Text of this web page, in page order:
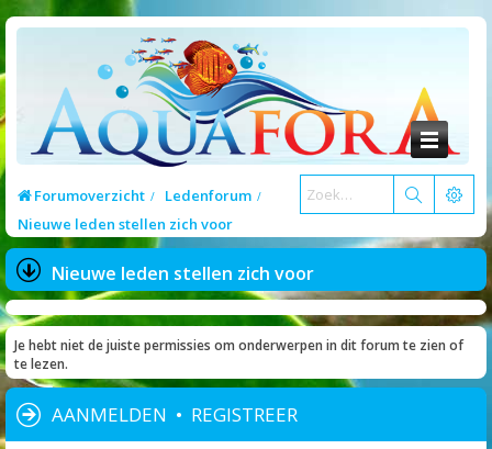
Forumoverzicht
Ledenforum
Nieuwe leden stellen zich voor
Nieuwe leden stellen zich voor
Je hebt niet de juiste permissies om onderwerpen in dit forum te zien of
te lezen.
AANMELDEN • REGISTREER